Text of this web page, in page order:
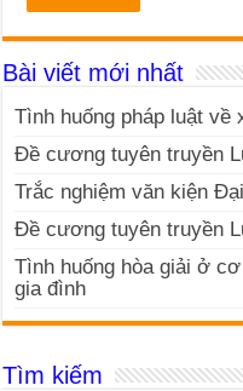
Bài viết mới nhất
Tình huống pháp luật về
Đề cương tuyên truyền
Trắc nghiệm văn kiện
Đề cương tuyên truyền
Tình huống hòa giải ở
gia đình
Tìm kiếm